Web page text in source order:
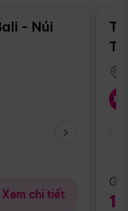
- Núi
Xem chi tiết